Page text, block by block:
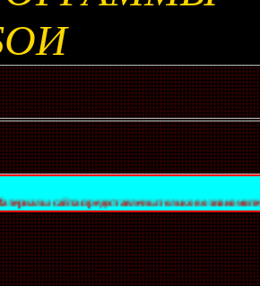
только в ознакомительных